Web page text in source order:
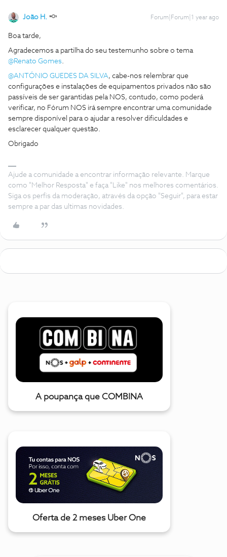
João H. Forum|Forum|1 year ago
Boa tarde,
Agradecemos a partilha do seu testemunho sobre o tema ​
@Renato Gomes.
@ANTÓNIO GUEDES DA SILVA, cabe-nos relembrar que
configurações e instalações de equipamentos privados não são
passíveis de ser garantidas pela NOS, contudo, como poderá
verificar, no Fórum NOS irá sempre encontrar uma comunidade
sempre disponível para o ajudar a resolver dificuldades e
esclarecer qualquer questão.
Obrigado
Ajude a comunidade a encontrar informação relevante. Marque
como "Melhor Resposta" e faça "Like" nos melhores comentários.
Siga os perfis da moderação, através da opção "Seguir", para estar
sempre a par das ultimas novidades.
A poupança que COMBINA
Oferta de 2 meses Uber One